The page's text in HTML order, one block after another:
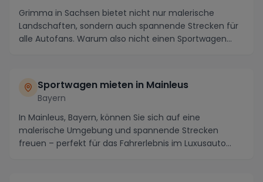
Grimma in Sachsen bietet nicht nur malerische
Landschaften, sondern auch spannende Strecken für
alle Autofans. Warum also nicht einen Sportwagen
Sportwagen mieten in Mainleus
Bayern
In Mainleus, Bayern, können Sie sich auf eine
malerische Umgebung und spannende Strecken
freuen – perfekt für das Fahrerlebnis im Luxusauto